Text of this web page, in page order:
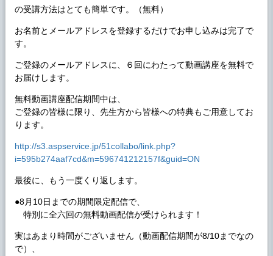
の受講方法はとても簡単です。（無料）
お名前とメールアドレスを登録するだけでお申し込みは完了で
す。
ご登録のメールアドレスに、６回にわたって動画講座を無料で
お届けします。
無料動画講座配信期間中は、
ご登録の皆様に限り、先生方から皆様への特典もご用意してお
ります。
http://s3.aspservice.jp/51collabo/link.php?
i=595b274aaf7cd&m=596741212157f&guid=ON
最後に、もう一度くり返します。
●8月10日までの期間限定配信で、
特別に全六回の無料動画配信が受けられます！
実はあまり時間がございません（動画配信期間が8/10までなの
で）、